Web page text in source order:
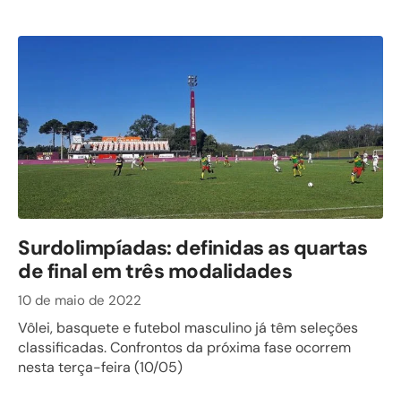
Surdolimpíadas: definidas as quartas
de final em três modalidades
10 de maio de 2022
Vôlei, basquete e futebol masculino já têm seleções
classificadas. Confrontos da próxima fase ocorrem
nesta terça-feira (10/05)